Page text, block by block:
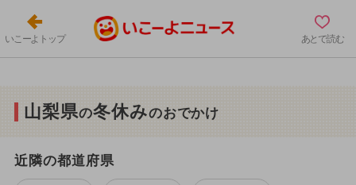
いこーよトップ あとで読む
山梨県の冬休みのおでかけ
近隣の都道府県